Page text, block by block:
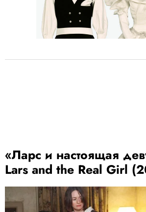
«Ларс и настоящая
Lars and the Real Girl